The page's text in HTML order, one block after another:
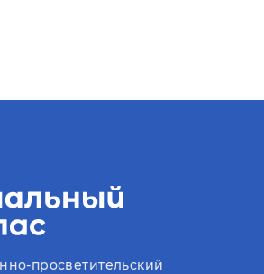
просветительский